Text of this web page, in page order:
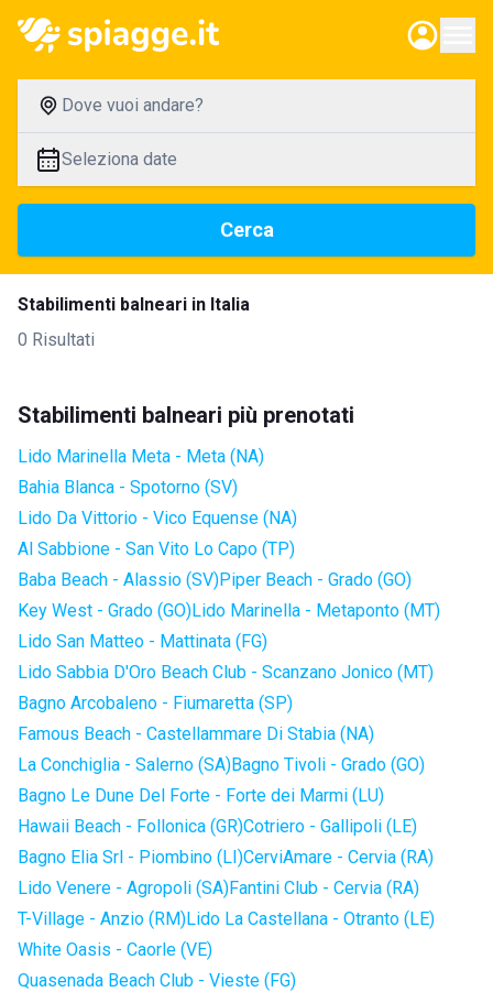
Dove vuoi andare?
Seleziona date
Cerca
Stabilimenti balneari in Italia
0 Risultati
Stabilimenti balneari più prenotati
Lido Marinella Meta - Meta (NA)
Bahia Blanca - Spotorno (SV)
Lido Da Vittorio - Vico Equense (NA)
Al Sabbione - San Vito Lo Capo (TP)
Baba Beach - Alassio (SV)Piper Beach - Grado (GO)
Key West - Grado (GO)Lido Marinella - Metaponto (MT)
Lido San Matteo - Mattinata (FG)
Lido Sabbia D'Oro Beach Club - Scanzano Jonico (MT)
Bagno Arcobaleno - Fiumaretta (SP)
Famous Beach - Castellammare Di Stabia (NA)
La Conchiglia - Salerno (SA)Bagno Tivoli - Grado (GO)
Bagno Le Dune Del Forte - Forte dei Marmi (LU)
Hawaii Beach - Follonica (GR)Cotriero - Gallipoli (LE)
Bagno Elia Srl - Piombino (LI)CerviAmare - Cervia (RA)
Lido Venere - Agropoli (SA)Fantini Club - Cervia (RA)
T-Village - Anzio (RM)Lido La Castellana - Otranto (LE)
White Oasis - Caorle (VE)
Quasenada Beach Club - Vieste (FG)